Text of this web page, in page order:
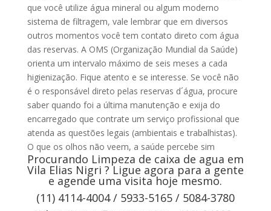
que você utilize água mineral ou algum moderno
sistema de filtragem, vale lembrar que em diversos
outros momentos você tem contato direto com água
das reservas. A OMS (Organização Mundial da Saúde)
orienta um intervalo máximo de seis meses a cada
higienização. Fique atento e se interesse. Se você não
é o responsável direto pelas reservas d´água, procure
saber quando foi a última manutenção e exija do
encarregado que contrate um serviço profissional que
atenda as questões legais (ambientais e trabalhistas).
O que os olhos não veem, a saúde percebe sim
Procurando Limpeza de caixa de agua em
Vila Elias Nigri ? Ligue agora para a gente
e agende uma visita hoje mesmo.
(11) 4114-4004 / 5933-5165 / 5084-3780